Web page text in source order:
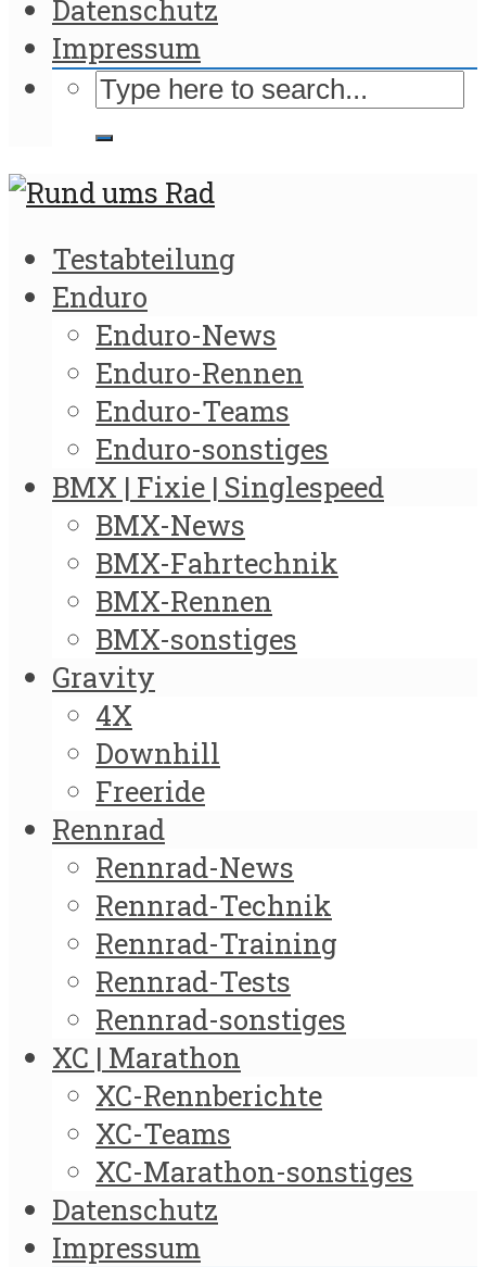
Datenschutz
Impressum
Testabteilung
Enduro
Enduro-News
Enduro-Rennen
Enduro-Teams
Enduro-sonstiges
BMX | Fixie | Singlespeed
BMX-News
BMX-Fahrtechnik
BMX-Rennen
BMX-sonstiges
Gravity
4X
Downhill
Freeride
Rennrad
Rennrad-News
Rennrad-Technik
Rennrad-Training
Rennrad-Tests
Rennrad-sonstiges
XC | Marathon
XC-Rennberichte
XC-Teams
XC-Marathon-sonstiges
Datenschutz
Impressum